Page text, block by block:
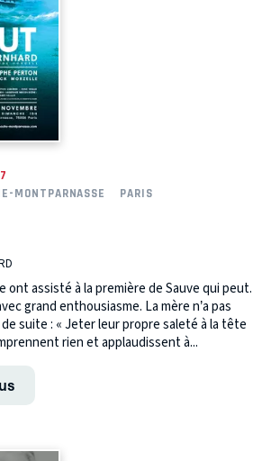
MONTPARNASSE
PARIS
ont assisté à la première de Sauve qui peut.
grand enthousiasme. La mère n’a pas
suite : « Jeter leur propre saleté à la tête
rien et applaudissent à...